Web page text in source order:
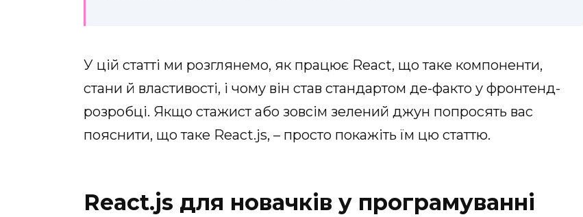
У цій статті ми розглянемо, як працює React, що таке компоненти,
стани й властивості, і чому він став стандартом де-факто у фронтенд-
розробці. Якщо стажист або зовсім зелений джун попросять вас
пояснити, що таке React.js, – просто покажіть їм цю статтю.
React.js для новачків у програмуванні